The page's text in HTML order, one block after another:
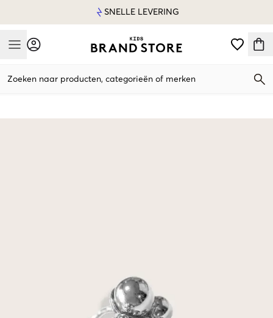
SNELLE LEVERING
Mobile Menu
Zoeken naar producten, categorieën of merken